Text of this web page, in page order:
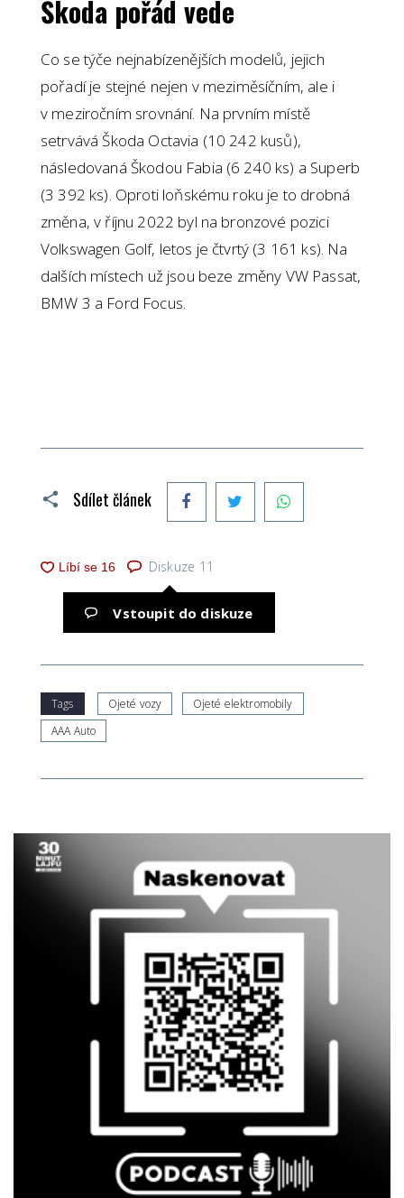
Škoda pořád vede
Co se týče nejnabízenějších modelů, jejich
pořadí je stejné nejen v meziměsíčním, ale i
v meziročním srovnání. Na prvním místě
setrvává Škoda Octavia (10 242 kusů),
následovaná Škodou Fabia (6 240 ks) a Superb
(3 392 ks). Oproti loňskému roku je to drobná
změna, v říjnu 2022 byl na bronzové pozici
Volkswagen Golf, letos je čtvrtý (3 161 ks). Na
dalších místech už jsou beze změny VW Passat,
BMW 3 a Ford Focus.
Sdílet článek FacebookTwitter
Diskuze 11
Vstoupit do diskuze
Tags Ojeté vozy
Ojeté elektromobily
AAA Auto